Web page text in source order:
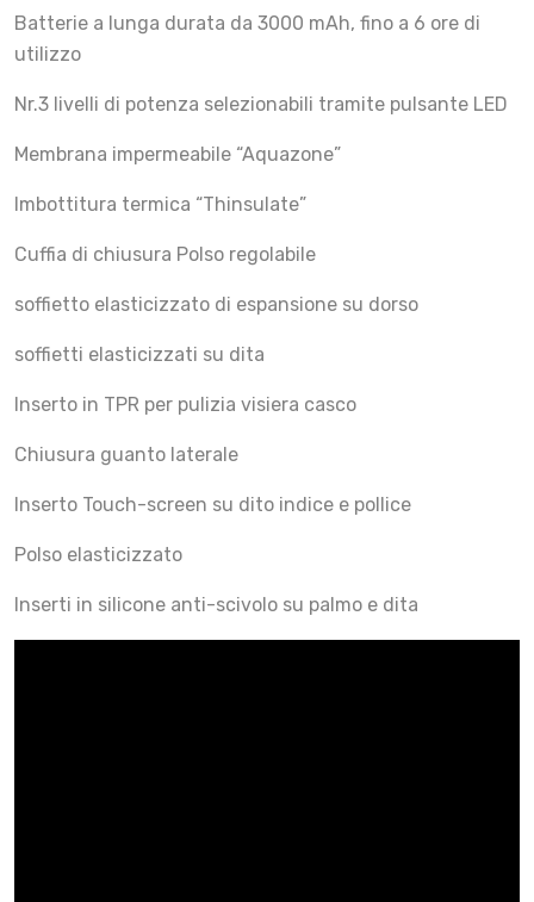
Batterie a lunga durata da 3000 mAh, fino a 6 ore di
utilizzo
Nr.3 livelli di potenza selezionabili tramite pulsante LED
Membrana impermeabile “Aquazone”
Imbottitura termica “Thinsulate”
Cuffia di chiusura Polso regolabile
soffietto elasticizzato di espansione su dorso
soffietti elasticizzati su dita
Inserto in TPR per pulizia visiera casco
Chiusura guanto laterale
Inserto Touch-screen su dito indice e pollice
Polso elasticizzato
Inserti in silicone anti-scivolo su palmo e dita